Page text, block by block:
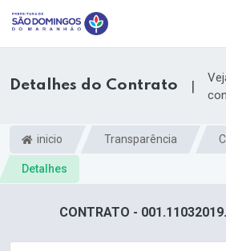
Detalhes do Contrato |
inicio Transparência
Detalhes
CONTRATO -